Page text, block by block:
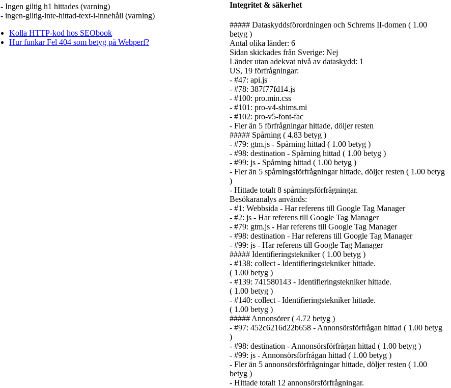
- Ingen giltig h1 hittades (varning)
- ingen-giltig-inte-hittad-text-i-innehåll (varning)
Kolla HTTP-kod hos SEObook
Hur funkar Fel 404 som betyg på Webperf?
Integritet & säkerhet
##### Dataskyddsförordningen och Schrems II-domen ( 1.00
betyg )
Antal olika länder: 6
Sidan skickades från Sverige: Nej
Länder utan adekvat nivå av dataskydd: 1
US, 19 förfrågningar:
- #47: api.js
- #78: 387f77fd14.js
- #100: pro.min.css
- #101: pro-v4-shims.mi
- #102: pro-v5-font-fac
- Fler än 5 förfrågningar hittade, döljer resten
##### Spårning ( 4.83 betyg )
- #79: gtm.js - Spårning hittad ( 1.00 betyg )
- #98: destination - Spårning hittad ( 1.00 betyg )
- #99: js - Spårning hittad ( 1.00 betyg )
- Fler än 5 spårnings­förfrågningar hittade, döljer resten ( 1.00 betyg
)
- Hittade totalt 8 spårnings­förfrågningar.
Besökaranalys används:
- #1: Webbsida - Har referens till Google Tag Manager
- #2: js - Har referens till Google Tag Manager
- #79: gtm.js - Har referens till Google Tag Manager
- #98: destination - Har referens till Google Tag Manager
- #99: js - Har referens till Google Tag Manager
##### Identifierings­tekniker ( 1.00 betyg )
- #138: collect - Identifierings­tekniker hittade.
( 1.00 betyg )
- #139: 741580143 - Identifierings­tekniker hittade.
( 1.00 betyg )
- #140: collect - Identifierings­tekniker hittade.
( 1.00 betyg )
##### Annonsörer ( 4.72 betyg )
- #97: 452c6216d22b658 - Annonsörs­förfrågan hittad ( 1.00 betyg
)
- #98: destination - Annonsörs­förfrågan hittad ( 1.00 betyg )
- #99: js - Annonsörs­förfrågan hittad ( 1.00 betyg )
- Fler än 5 annonsörs­förfrågningar hittade, döljer resten ( 1.00
betyg )
- Hittade totalt 12 annonsörs­förfrågningar.